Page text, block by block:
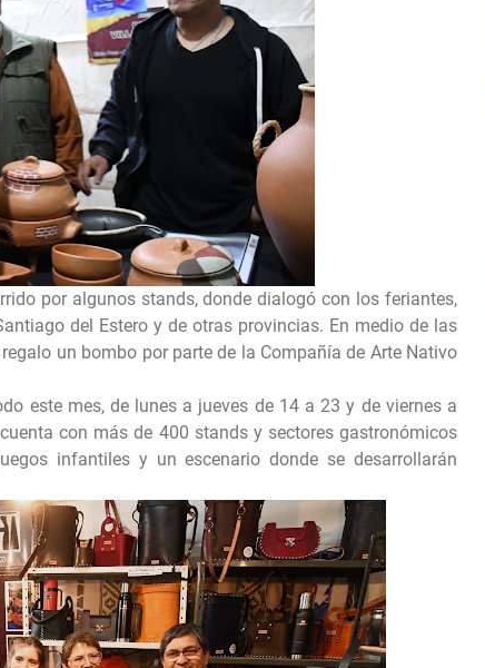
por algunos stands, donde dialogó con los feriantes,
del Estero y de otras provincias. En medio de las
un bombo por parte de la Compañía de Arte Nativo
este mes, de lunes a jueves de 14 a 23 y de viernes a
con más de 400 stands y sectores gastronómicos
infantiles y un escenario donde se desarrollarán